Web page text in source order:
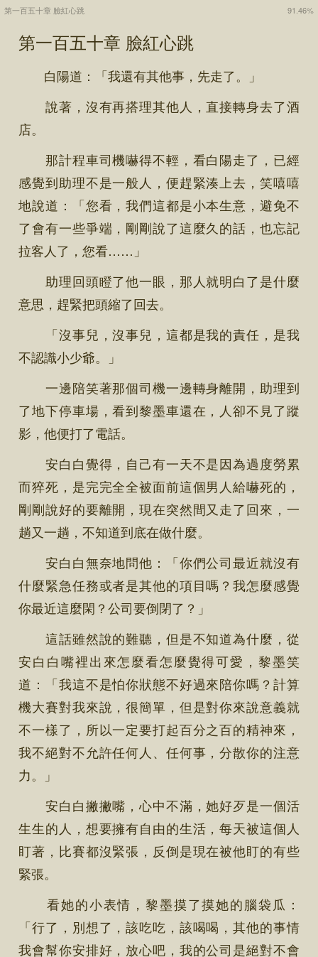
第一百五十章 臉紅心跳 91.46%
第一百五十章 臉紅心跳
白陽道：「我還有其他事，先走了。」
說著，沒有再搭理其他人，直接轉身去了酒
店。
那計程車司機嚇得不輕，看白陽走了，已經
感覺到助理不是一般人，便趕緊湊上去，笑嘻嘻
地說道：「您看，我們這都是小本生意，避免不
了會有一些爭端，剛剛說了這麼久的話，也忘記
拉客人了，您看……」
助理回頭瞪了他一眼，那人就明白了是什麼
意思，趕緊把頭縮了回去。
「沒事兒，沒事兒，這都是我的責任，是我
不認識小少爺。」
一邊陪笑著那個司機一邊轉身離開，助理到
了地下停車場，看到黎墨車還在，人卻不見了蹤
影，他便打了電話。
安白白覺得，自己有一天不是因為過度勞累
而猝死，是完完全全被面前這個男人給嚇死的，
剛剛說好的要離開，現在突然間又走了回來，一
趟又一趟，不知道到底在做什麼。
安白白無奈地問他：「你們公司最近就沒有
什麼緊急任務或者是其他的項目嗎？我怎麼感覺
你最近這麼閑？公司要倒閉了？」
這話雖然說的難聽，但是不知道為什麼，從
安白白嘴裡出來怎麼看怎麼覺得可愛，黎墨笑
道：「我這不是怕你狀態不好過來陪你嗎？計算
機大賽對我來說，很簡單，但是對你來說意義就
不一樣了，所以一定要打起百分之百的精神來，
我不絕對不允許任何人、任何事，分散你的注意
力。」
安白白撇撇嘴，心中不滿，她好歹是一個活
生生的人，想要擁有自由的生活，每天被這個人
盯著，比賽都沒緊張，反倒是現在被他盯的有些
緊張。
看她的小表情，黎墨摸了摸她的腦袋瓜：
「行了，別想了，該吃吃，該喝喝，其他的事情
我會幫你安排好，放心吧，我的公司是絕對不會